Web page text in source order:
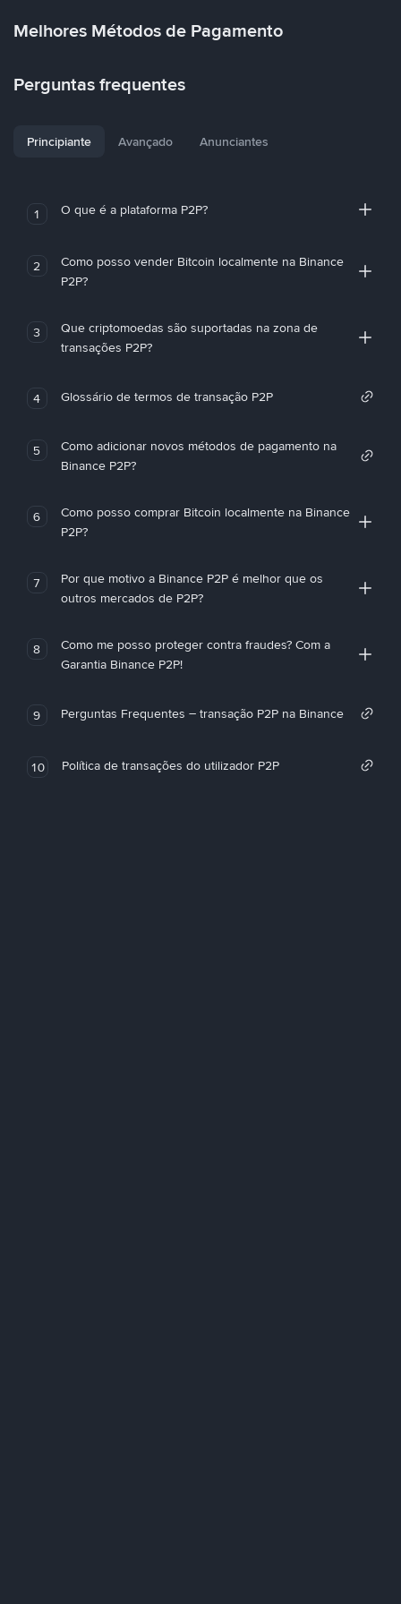
Melhores Métodos de Pagamento
Perguntas frequentes
Principiante Avançado Anunciantes
1 O que é a plataforma P2P?
2
Como posso vender Bitcoin localmente na Binance
P2P?
3
Que criptomoedas são suportadas na zona de
transações P2P?
4 Glossário de termos de transação P2P
5
Como adicionar novos métodos de pagamento na
Binance P2P?
6
Como posso comprar Bitcoin localmente na Binance
P2P?
7
Por que motivo a Binance P2P é melhor que os
outros mercados de P2P?
8
Como me posso proteger contra fraudes? Com a
Garantia Binance P2P!
9 Perguntas Frequentes – transação P2P na Binance
10 Política de transações do utilizador P2P